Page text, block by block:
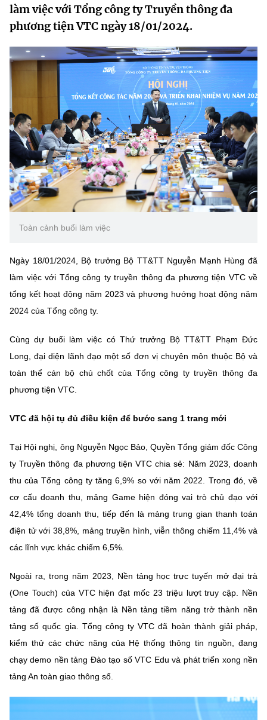
Tiêu chuẩn, đo lường, chất lượng
Năng lượng nguyên tử
Tin tổng hợp
Tin địa phương
Đổi mới sáng tạo
Bưu chính, Viễn thông
Sở hữu trí tuệ
Tiêu chuẩn, đo lường, chất lượng
Năng lượng nguyên tử
THƯ ĐIỆN TỬ
Khác
Videos
Infographic
Ảnh
Voice
Nhiệm vụ trọng tâm
Chọn ngôn ngữ
Vietnamese English
BỘ KHOA HỌC VÀ CÔNG NGHỆ
Điều khoản sử dụng Theo dõi MST:
Cơ quan chủ quản: Bộ Khoa học và Công nghệ (MST)
Chịu trách nhiệm nội dung: Nguyễn Thị Hải Hằng
Giám đốc Trung tâm Truyền thông Khoa học và Công nghệ.
Liên hệ
Điện thoại: 024 3936 9506
(Ghi rõ nguồn "https://mst.gov.vn" khi phát hành lại thông tin từ
website này)
làm việc với Tổng công ty Truyền thông đa
phương tiện VTC ngày 18/01/2024.
Toàn cảnh buổi làm việc
Ngày 18/01/2024, Bộ trưởng Bộ TT&TT Nguyễn Mạnh Hùng đã
làm việc với Tổng công ty truyền thông đa phương tiện VTC về
tổng kết hoạt động năm 2023 và phương hướng hoạt động năm
2024 của Tổng công ty.
Cùng dự buổi làm việc có Thứ trưởng Bộ TT&TT Phạm Đức
Long, đại diện lãnh đạo một số đơn vị chuyên môn thuộc Bộ và
toàn thể cán bộ chủ chốt của Tổng công ty truyền thông đa
phương tiện VTC.
VTC đã hội tụ đủ điều kiện để bước sang 1 trang mới
Tại Hội nghị, ông Nguyễn Ngọc Bảo, Quyền Tổng giám đốc Công
ty Truyền thông đa phương tiện VTC chia sẻ: Năm 2023, doanh
thu của Tổng công ty tăng 6,9% so với năm 2022. Trong đó, về
cơ cấu doanh thu, mảng Game hiện đóng vai trò chủ đạo với
42,4% tổng doanh thu, tiếp đến là mảng trung gian thanh toán
điện tử với 38,8%, mảng truyền hình, viễn thông chiếm 11,4% và
các lĩnh vực khác chiếm 6,5%.
Ngoài ra, trong năm 2023, Nền tảng học trực tuyến mở đại trà
(One Touch) của VTC hiện đạt mốc 23 triệu lượt truy cập. Nền
tảng đã được công nhận là Nền tảng tiềm năng trở thành nền
tảng số quốc gia. Tổng công ty VTC đã hoàn thành giải pháp,
kiểm thử các chức năng của Hệ thống thông tin nguồn, đang
chạy demo nền tảng Đào tạo số VTC Edu và phát triển xong nền
tảng An toàn giao thông số.